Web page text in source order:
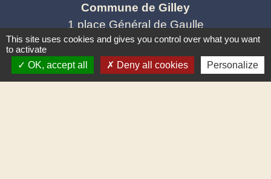
Commune de Gilley
1 place Général de Gaulle
25650 Gilley - FRANCE
+33 3 81 43 32 00
This site uses cookies and gives you control over what you want
to activate
OK, accept all
Deny all cookies Personalize